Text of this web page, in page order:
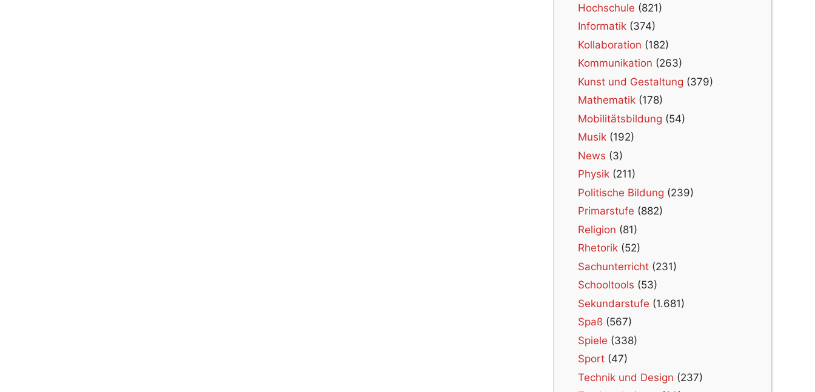
Hochschule (821)
Informatik (374)
Kollaboration (182)
Kommunikation (263)
Kunst und Gestaltung (379)
Mathematik (178)
Mobilitätsbildung (54)
Musik (192)
News (3)
Physik (211)
Politische Bildung (239)
Primarstufe (882)
Religion (81)
Rhetorik (52)
Sachunterricht (231)
Schooltools (53)
Sekundarstufe (1.681)
Spaß (567)
Spiele (338)
Sport (47)
Technik und Design (237)